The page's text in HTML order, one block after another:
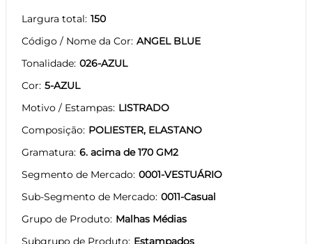
Largura total 150
Código / Nome da Cor ANGEL BLUE
Tonalidade 026-AZUL
Cor 5-AZUL
Motivo / Estampas LISTRADO
Composição POLIESTER, ELASTANO
Gramatura 6. acima de 170 GM2
Segmento de Mercado 0001-VESTUÁRIO
Sub-Segmento de Mercado 0011-Casual
Grupo de Produto Malhas Médias
Subgrupo de Produto Estampados